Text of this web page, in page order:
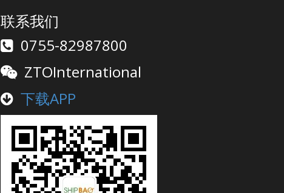
联系我们
0755-82987800
ZTOInternational
下载APP